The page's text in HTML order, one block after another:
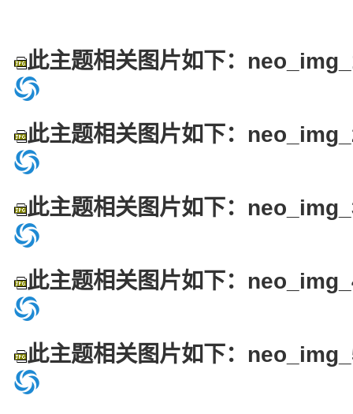
此主题相关图片如下：
此主题相关图片如下：
此主题相关图片如下：
此主题相关图片如下：
此主题相关图片如下：